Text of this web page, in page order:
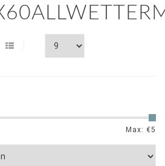
Max: €5